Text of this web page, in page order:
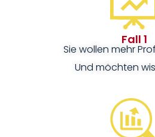
Fall 1
Sie wollen mehr
Und möchten